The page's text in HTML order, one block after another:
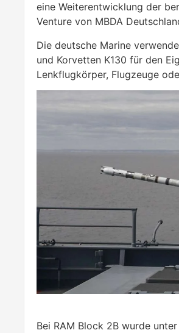
eine Weiterentwicklung der
Venture von MBDA
Die deutsche Marine
und Korvetten K130 für den
Lenkflugkörper, Flugzeuge
Bei RAM Block 2B wurde